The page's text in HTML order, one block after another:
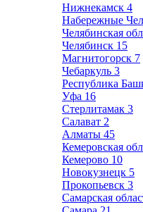
Нижнекамск 4
Набережные
Челябинская
Челябинск 15
Магнитогорск 7
Чебаркуль 3
Республика
Уфа 16
Стерлитамак 3
Салават 2
Алматы 45
Кемеровская
Кемерово 10
Новокузнецк 5
Прокопьевск 3
Самарская